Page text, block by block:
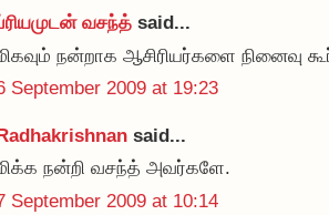
வசந்த் said...
நன்றாக ஆசிரியர்களை நினைவு
September 2009 at 19:23
said...
நன்றி வசந்த் அவர்களே.
September 2009 at 10:14